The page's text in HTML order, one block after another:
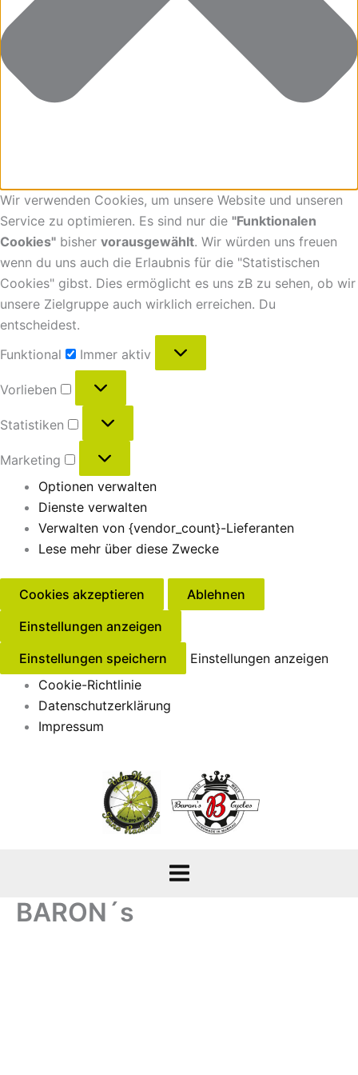
Wir verwenden Cookies, um unsere Website und unseren
Service zu optimieren. Es sind nur die "Funktionalen
Cookies" bisher vorausgewählt. Wir würden uns freuen
wenn du uns auch die Erlaubnis für die "Statistischen
Cookies" gibst. Dies ermöglicht es uns zB zu sehen, ob wir
unsere Zielgruppe auch wirklich erreichen. Du
entscheidest.
Funktional
Immer aktiv
Vorlieben
Statistiken
Marketing
Optionen verwalten
Dienste verwalten
Verwalten von {vendor_count}-Lieferanten
Lese mehr über diese Zwecke
Cookies akzeptieren
Ablehnen
Einstellungen anzeigen
Einstellungen speichern
Einstellungen anzeigen
Cookie-Richtlinie
Datenschutzerklärung
Impressum
BARON´s